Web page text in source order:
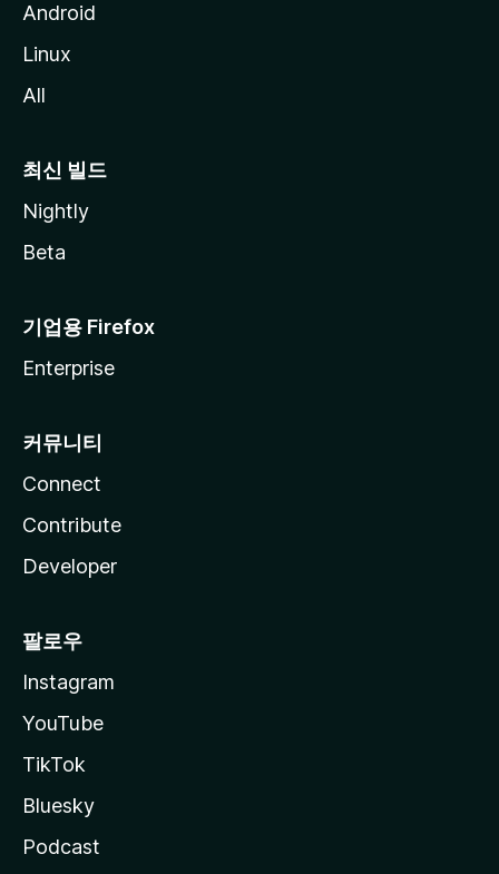
Android
Linux
All
최신 빌드
Nightly
Beta
기업용 Firefox
Enterprise
커뮤니티
Connect
Contribute
Developer
팔로우
Instagram
YouTube
TikTok
Bluesky
Podcast